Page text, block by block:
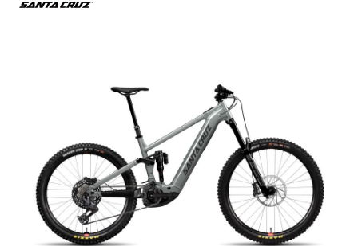
Bildergalerie überspringen